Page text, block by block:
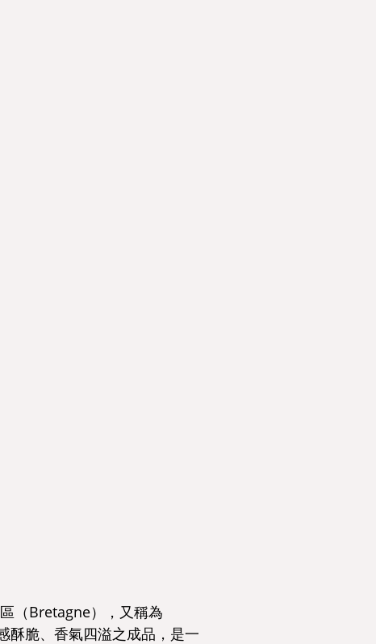
（Bretagne），又稱為
酥脆、香氣四溢之成品，是一